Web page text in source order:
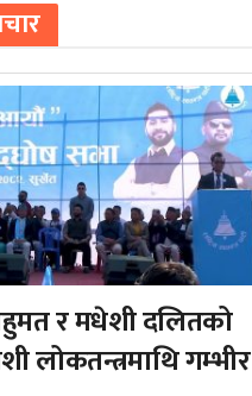
र मधेशी दलितको
लोकतन्त्रमाथि गम्भीर